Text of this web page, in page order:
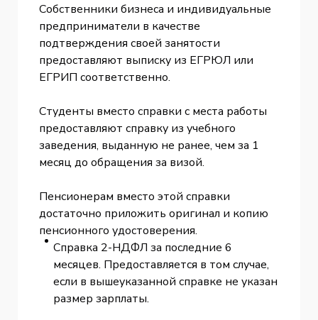
Собственники бизнеса и индивидуальные
предприниматели в качестве
подтверждения своей занятости
предоставляют выписку из ЕГРЮЛ или
ЕГРИП соответственно.
Студенты вместо справки с места работы
предоставляют справку из учебного
заведения, выданную не ранее, чем за 1
месяц до обращения за визой.
Пенсионерам вместо этой справки
достаточно приложить оригинал и копию
пенсионного удостоверения.
Справка 2-НДФЛ за последние 6
месяцев. Предоставляется в том случае,
если в вышеуказанной справке не указан
размер зарплаты.